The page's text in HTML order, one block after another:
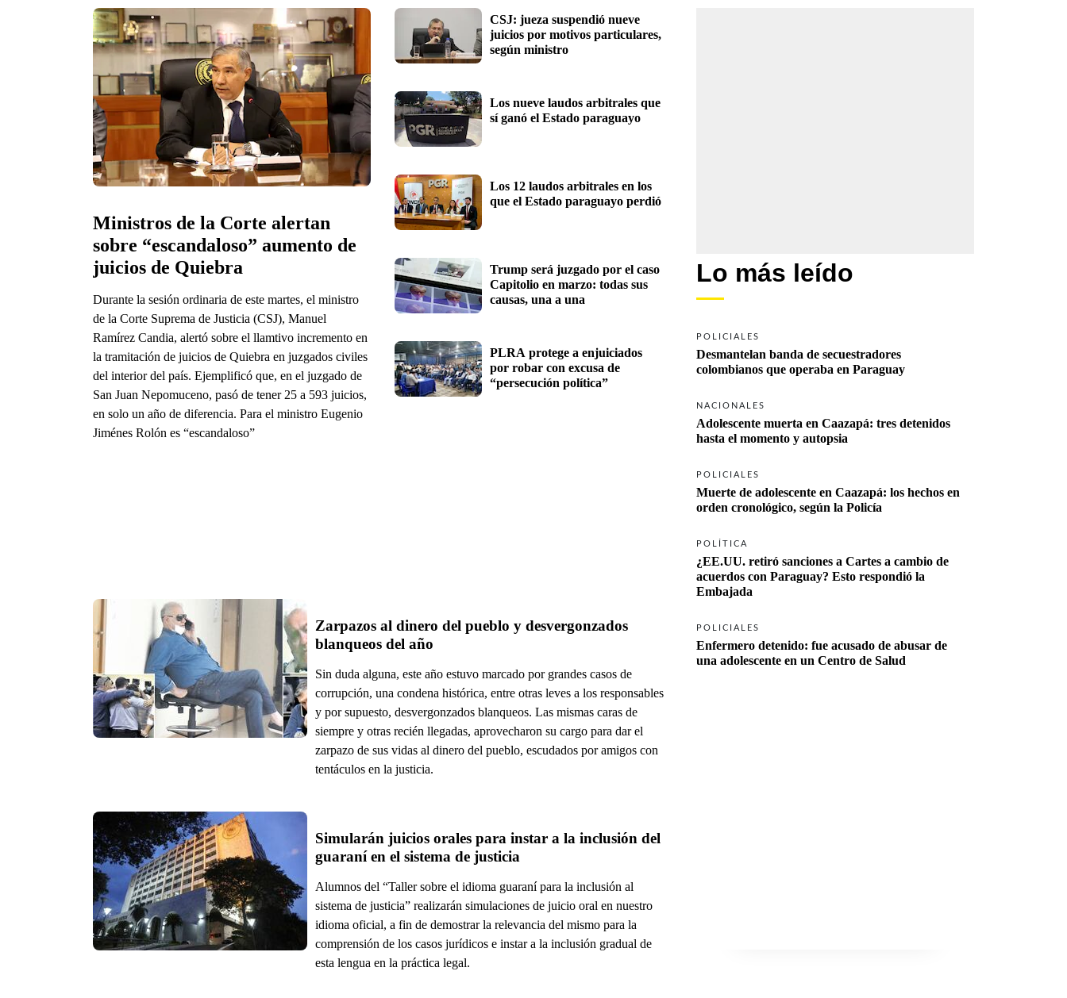
Ministros de la Corte alertan
sobre “escandaloso” aumento de
juicios de Quiebra
Durante la sesión ordinaria de este martes, el ministro
de la Corte Suprema de Justicia (CSJ), Manuel
Ramírez Candia, alertó sobre el llamtivo incremento en
la tramitación de juicios de Quiebra en juzgados civiles
del interior del país. Ejemplificó que, en el juzgado de
San Juan Nepomuceno, pasó de tener 25 a 593 juicios,
en solo un año de diferencia. Para el ministro Eugenio
Jiménes Rolón es “escandaloso”
CSJ: jueza suspendió nueve
juicios por motivos particulares,
Los nueve laudos arbitrales que
sí ganó el Estado paraguayo
Los 12 laudos arbitrales en los
que el Estado paraguayo perdió
Trump será juzgado por el caso
Capitolio en marzo: todas sus
PLRA protege a enjuiciados
por robar con excusa de
Zarpazos al dinero del pueblo y desvergonzados
blanqueos del año
Sin duda alguna, este año estuvo marcado por grandes casos de
corrupción, una condena histórica, entre otras leves a los responsables
y por supuesto, desvergonzados blanqueos. Las mismas caras de
siempre y otras recién llegadas, aprovecharon su cargo para dar el
zarpazo de sus vidas al dinero del pueblo, escudados por amigos con
tentáculos en la justicia.
Simularán juicios orales para instar a la inclusión del
guaraní en el sistema de justicia
Alumnos del “Taller sobre el idioma guaraní para la inclusión al
sistema de justicia” realizarán simulaciones de juicio oral en nuestro
idioma oficial, a fin de demostrar la relevancia del mismo para la
comprensión de los casos jurídicos e instar a la inclusión gradual de
esta lengua en la práctica legal.
Lo más leído
POLICIALES
Desmantelan banda de secuestradores
colombianos que operaba en Paraguay
NACIONALES
Adolescente muerta en Caazapá: tres detenidos
hasta el momento y autopsia
POLICIALES
Muerte de adolescente en Caazapá: los hechos en
orden cronológico, según la Policía
POLÍTICA
¿EE.UU. retiró sanciones a Cartes a cambio de
acuerdos con Paraguay? Esto respondió la
Embajada
POLICIALES
Enfermero detenido: fue acusado de abusar de
una adolescente en un Centro de Salud